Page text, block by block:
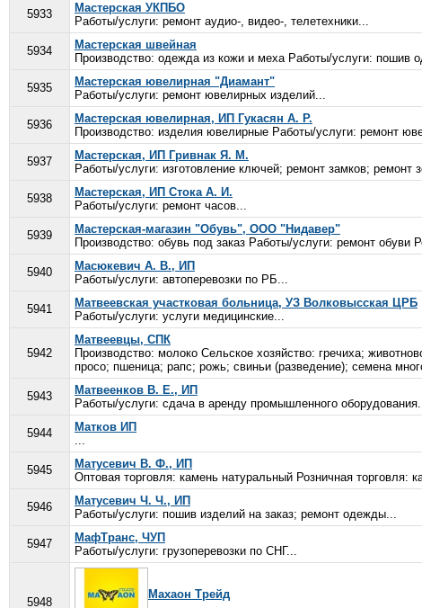
5933
Мастерская УКПБО
Работы/услуги: ремонт аудио-, видео-, телетехники...
5934
Мастерская швейная
Производство: одежда из кожи и меха Работы/услуги:
5935
Мастерская ювелирная "Диамант"
Работы/услуги: ремонт ювелирных изделий...
5936
Мастерская ювелирная, ИП Гукасян А. Р.
Производство: изделия ювелирные Работы/услуги: ремонт
5937
Мастерская, ИП Гривнак Я. М.
Работы/услуги: изготовление ключей; ремонт замков; ремонт
5938
Мастерская, ИП Стока А. И.
Работы/услуги: ремонт часов...
5939
Мастерская-магазин "Обувь", ООО "Нидавер"
Производство: обувь под заказ Работы/услуги: ремонт обуви
5940
Масюкевич А. В., ИП
Работы/услуги: автоперевозки по РБ...
5941
Матвеевская участковая больница, УЗ Волковысская ЦРБ
Работы/услуги: услуги медицинские...
5942
Матвеевцы, СПК
Производство: молоко Сельское хозяйство: гречиха;
просо; пшеница; рапс; рожь; свиньи (разведение); семена
5943
Матвеенков В. Е., ИП
Работы/услуги: сдача в аренду промышленного
5944
Матков ИП
...
5945
Матусевич В. Ф., ИП
Оптовая торговля: камень натуральный Розничная торговля:
5946
Матусевич Ч. Ч., ИП
Работы/услуги: пошив изделий на заказ; ремонт одежды...
5947
МафТранс, ЧУП
Работы/услуги: грузоперевозки по СНГ...
5948
Махаон Трейд